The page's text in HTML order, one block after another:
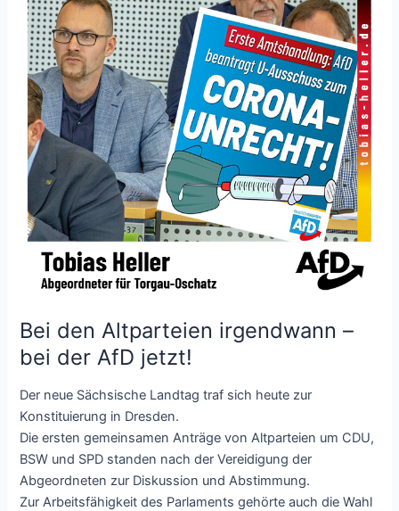
Bei den Altparteien irgendwann –
bei der AfD jetzt!
Der neue Sächsische Landtag traf sich heute zur
Konstituierung in Dresden.
Die ersten gemeinsamen Anträge von Altparteien um CDU,
BSW und SPD standen nach der Vereidigung der
Abgeordneten zur Diskussion und Abstimmung.
Zur Arbeitsfähigkeit des Parlaments gehörte auch die Wahl